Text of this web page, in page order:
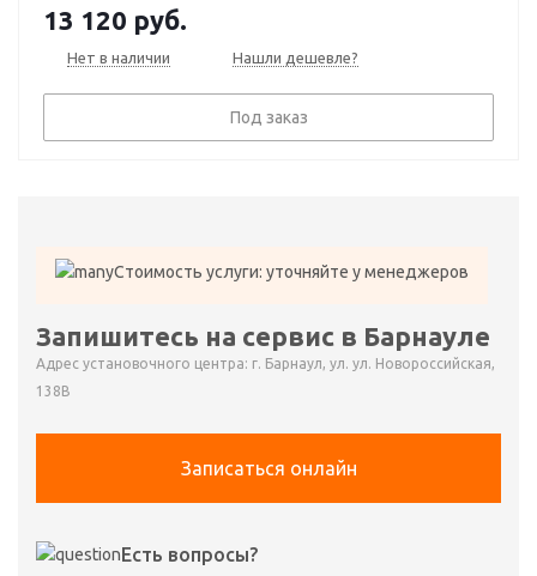
13 120 руб.
Нет в наличии Нашли дешевле?
Под заказ
Стоимость услуги: уточняйте у менеджеров
Запишитесь на сервис в Барнауле
Адрес установочного центра: г. Барнаул, ул. ул. Новороссийская,
138В
Записаться онлайн
Есть вопросы?